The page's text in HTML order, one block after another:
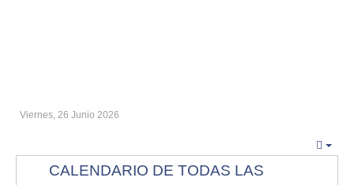
Viernes, 26 Junio 2026
CALENDARIO DE TODAS LAS